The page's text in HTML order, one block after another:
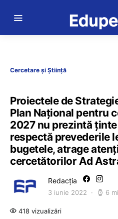
Cercetare și Știință
Proiectele de
Plan Național pentru
2027 nu prezintă
respectă prevederile
bugetele, atrage
cercetătorilor Ad
Redacția
3 iunie 2022 6
418 vizualizări